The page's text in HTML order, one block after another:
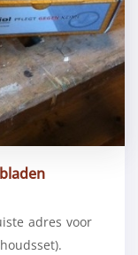
adres voor